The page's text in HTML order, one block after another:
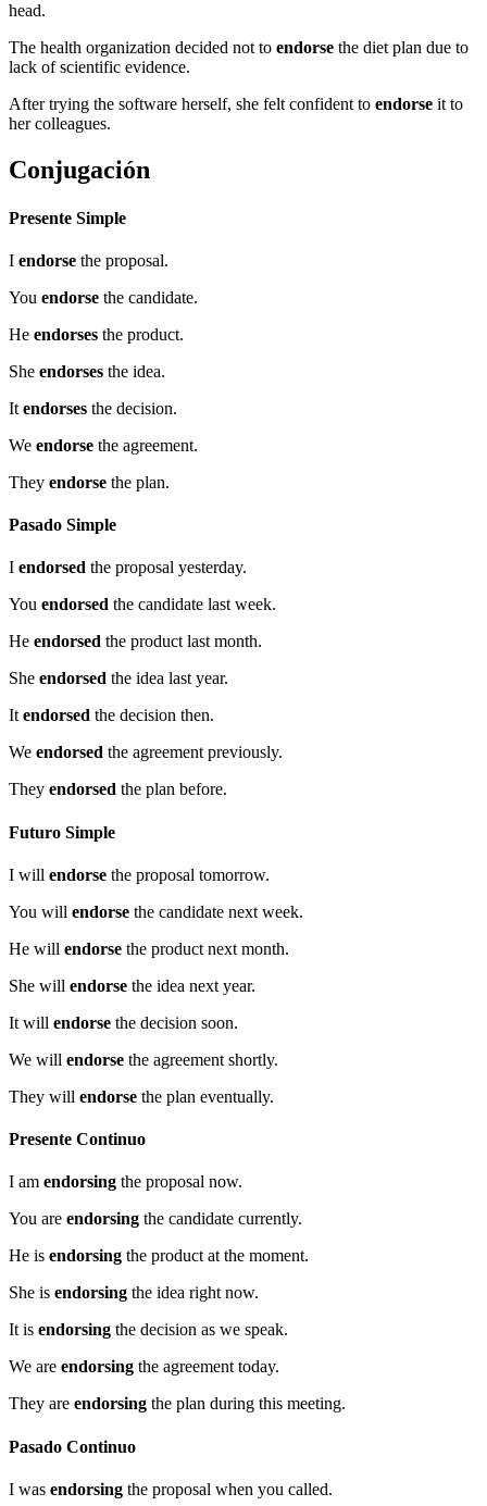
head.
The health organization decided not to endorse the diet plan due to
lack of scientific evidence.
After trying the software herself, she felt confident to endorse it to
her colleagues.
Conjugación
Presente Simple
I endorse the proposal.
You endorse the candidate.
He endorses the product.
She endorses the idea.
It endorses the decision.
We endorse the agreement.
They endorse the plan.
Pasado Simple
I endorsed the proposal yesterday.
You endorsed the candidate last week.
He endorsed the product last month.
She endorsed the idea last year.
It endorsed the decision then.
We endorsed the agreement previously.
They endorsed the plan before.
Futuro Simple
I will endorse the proposal tomorrow.
You will endorse the candidate next week.
He will endorse the product next month.
She will endorse the idea next year.
It will endorse the decision soon.
We will endorse the agreement shortly.
They will endorse the plan eventually.
Presente Continuo
I am endorsing the proposal now.
You are endorsing the candidate currently.
He is endorsing the product at the moment.
She is endorsing the idea right now.
It is endorsing the decision as we speak.
We are endorsing the agreement today.
They are endorsing the plan during this meeting.
Pasado Continuo
I was endorsing the proposal when you called.